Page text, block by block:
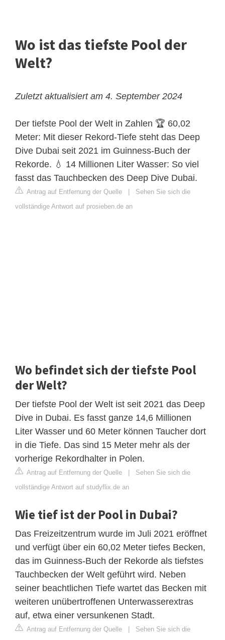
Wo ist das tiefste Pool der
Welt?
Zuletzt aktualisiert am 4. September 2024
Der tiefste Pool der Welt in Zahlen 🏆 60,02
Meter: Mit dieser Rekord-Tiefe steht das Deep
Dive Dubai seit 2021 im Guinness-Buch der
Rekorde. 💧 14 Millionen Liter Wasser: So viel
fasst das Tauchbecken des Deep Dive Dubai.
Antrag auf Entfernung der Quelle
Sehen Sie sich die
vollständige Antwort auf prosieben.de an
Wo befindet sich der tiefste Pool
der Welt?
Der tiefste Pool der Welt ist seit 2021 das Deep
Dive in Dubai. Es fasst ganze 14,6 Millionen
Liter Wasser und 60 Meter können Taucher dort
in die Tiefe. Das sind 15 Meter mehr als der
vorherige Rekordhalter in Polen.
Antrag auf Entfernung der Quelle
Sehen Sie sich die
vollständige Antwort auf studyflix.de an
Wie tief ist der Pool in Dubai?
Das Freizeitzentrum wurde im Juli 2021 eröffnet
und verfügt über ein 60,02 Meter tiefes Becken,
das im Guinness-Buch der Rekorde als tiefstes
Tauchbecken der Welt geführt wird. Neben
seiner beachtlichen Tiefe wartet das Becken mit
weiteren unübertroffenen Unterwasserextras
auf, etwa einer versunkenen Stadt.
Antrag auf Entfernung der Quelle
Sehen Sie sich die